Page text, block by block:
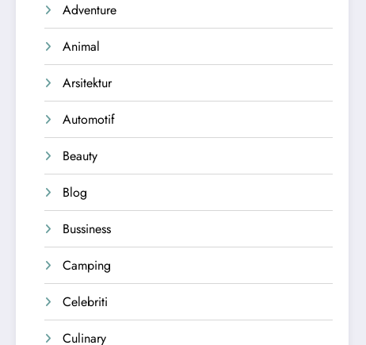
Adventure
Animal
Arsitektur
Automotif
Beauty
Blog
Bussiness
Camping
Celebriti
Culinary